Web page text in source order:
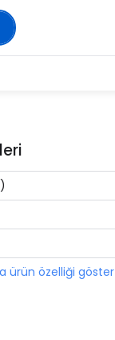
ürün özelliği göster